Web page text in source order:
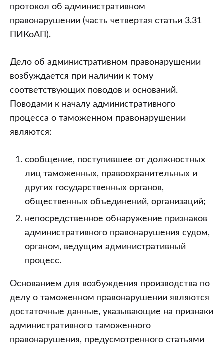
протокол об административном
правонарушении (часть четвертая статьи 3.31
ПИКоАП).
Дело об административном правонарушении
возбуждается при наличии к тому
соответствующих поводов и оснований.
Поводами к началу административного
процесса о таможенном правонарушении
являются:
сообщение, поступившее от должностных
лиц таможенных, правоохранительных и
других государственных органов,
общественных объединений, организаций;
непосредственное обнаружение признаков
административного правонарушения судом,
органом, ведущим административный
процесс.
Основанием для возбуждения производства по
делу о таможенном правонарушении являются
достаточные данные, указывающие на признаки
административного таможенного
правонарушения, предусмотренного статьями